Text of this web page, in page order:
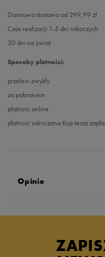
Darmowa dostawa od 299,99 zł
Czas realizacji 1-5 dni roboczych
30 dni na zwrot
Sposoby płatności:
przelew zwykły
za pobraniem
płatność online
płatność odroczona Kup teraz
Opinie
zebranych i